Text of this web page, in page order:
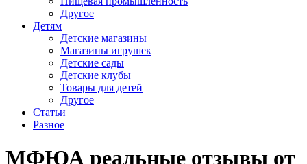
Другое
Детям
Детские магазины
Магазины игрушек
Детские сады
Детские клубы
Товары для детей
Другое
Статьи
Разное
МФЮА реальные отзывы от